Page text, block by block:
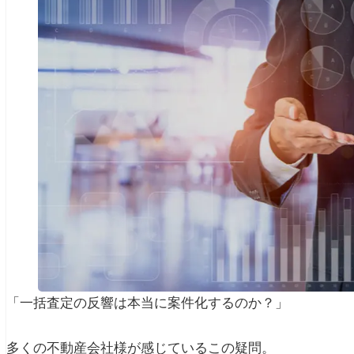
「一括査定の反響は本当に案件化するのか？」
多くの不動産会社様が感じているこの疑問。